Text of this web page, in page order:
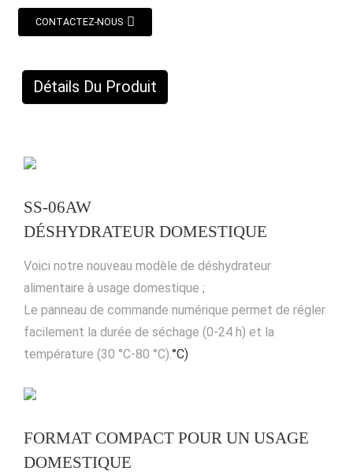
CONTACTEZ-NOUS
Détails Du Produit
SS-06AW
DÉSHYDRATEUR DOMESTIQUE
Voici notre nouveau modèle de déshydrateur
alimentaire à usage domestique ;
Le panneau de commande numérique permet de régler
facilement la durée de séchage (0-24 h) et la
température (30 °C-80 °C).°C)
FORMAT COMPACT POUR UN USAGE
DOMESTIQUE